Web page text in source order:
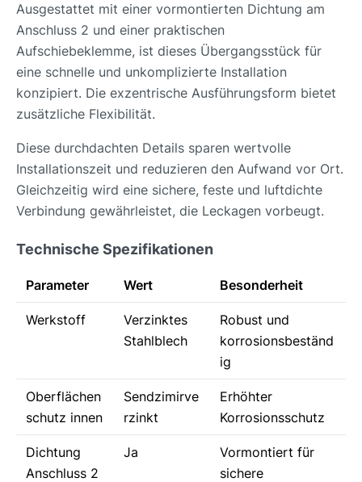
Ausgestattet mit einer vormontierten Dichtung am
Anschluss 2 und einer praktischen
Aufschiebeklemme, ist dieses Übergangsstück für
eine schnelle und unkomplizierte Installation
konzipiert. Die exzentrische Ausführungsform bietet
zusätzliche Flexibilität.
Diese durchdachten Details sparen wertvolle
Installationszeit und reduzieren den Aufwand vor Ort.
Gleichzeitig wird eine sichere, feste und luftdichte
Verbindung gewährleistet, die Leckagen vorbeugt.
Technische Spezifikationen
Parameter Wert Besonderheit
Werkstoff
Verzinktes
Stahlblech
Robust und
korrosionsbeständ
ig
Oberflächen
schutz innen
Sendzimirve
rzinkt
Erhöhter
Korrosionsschutz
Dichtung
Anschluss 2
Ja
Vormontiert für
sichere